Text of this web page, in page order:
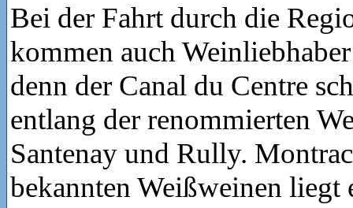
Bei der Fahrt durch die
kommen auch
denn der Canal du Centre
entlang der renommierten
Santenay und Rully.
bekannten Weißweinen liegt